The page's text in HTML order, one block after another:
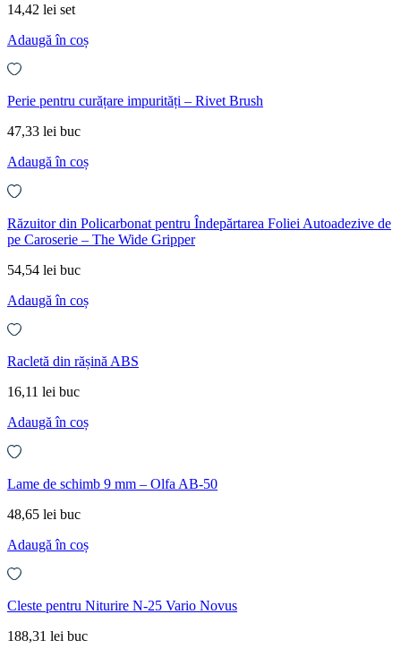
14,42 lei set
Adaugă în coș
Perie pentru curățare impurități – Rivet Brush
47,33 lei buc
Adaugă în coș
Răzuitor din Policarbonat pentru Îndepărtarea Foliei Autoadezive de
pe Caroserie – The Wide Gripper
54,54 lei buc
Adaugă în coș
Racletă din rășină ABS
16,11 lei buc
Adaugă în coș
Lame de schimb 9 mm – Olfa AB-50
48,65 lei buc
Adaugă în coș
Cleste pentru Niturire N-25 Vario Novus
188,31 lei buc